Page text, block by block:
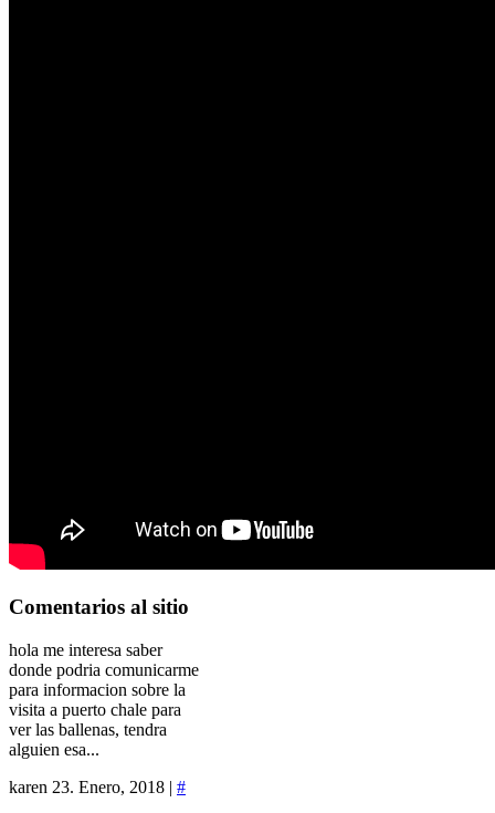
Comentarios al sitio
hola me interesa saber
donde podria comunicarme
para informacion sobre la
visita a puerto chale para
ver las ballenas, tendra
alguien esa...
karen 23. Enero, 2018 | #